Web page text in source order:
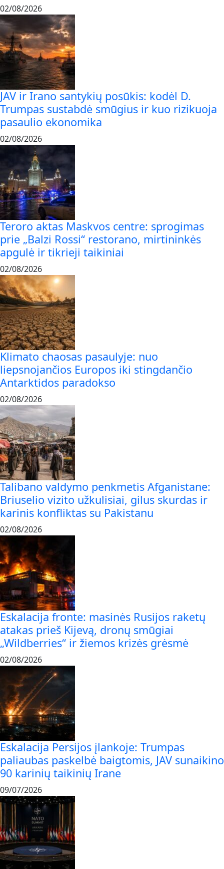
02/08/2026
JAV ir Irano santykių posūkis: kodėl D.
Trumpas sustabdė smūgius ir kuo rizikuoja
pasaulio ekonomika
02/08/2026
Teroro aktas Maskvos centre: sprogimas
prie „Balzi Rossi“ restorano, mirtininkės
apgulė ir tikrieji taikiniai
02/08/2026
Klimato chaosas pasaulyje: nuo
liepsnojančios Europos iki stingdančio
Antarktidos paradokso
02/08/2026
Talibano valdymo penkmetis Afganistane:
Briuselio vizito užkulisiai, gilus skurdas ir
karinis konfliktas su Pakistanu
02/08/2026
Eskalacija fronte: masinės Rusijos raketų
atakas prieš Kijevą, dronų smūgiai
„Wildberries“ ir žiemos krizės grėsmė
02/08/2026
Eskalacija Persijos įlankoje: Trumpas
paliaubas paskelbė baigtomis, JAV sunaikino
90 karinių taikinių Irane
09/07/2026